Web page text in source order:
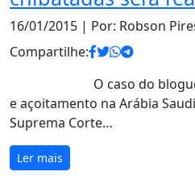
16/01/2015 | Por: Robson
Compartilhe:
O caso do blogueiro
e açoitamento na Arábia
Suprema Corte…
Ler mais